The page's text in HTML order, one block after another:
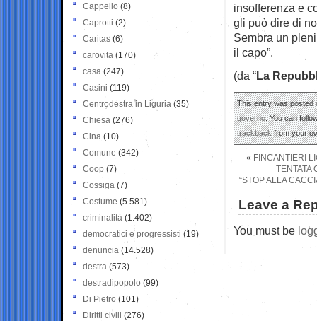
insofferenza e
gli può dire di
Sembra un
il capo”.
(da “La
This entry was posted
governo. You can
trackbackfrom your
« FINCANTIERI
TENTATA
“STOP ALLA
Leave a
You must be
Cappello (8)
Caprotti (2)
Caritas (6)
carovita (170)
casa (247)
Casini (119)
Centrodestra in Liguria (35)
Chiesa (276)
Cina (10)
Comune (342)
Coop (7)
Cossiga (7)
Costume (5.581)
criminalità (1.402)
democratici e progressisti (19)
denuncia (14.528)
destra (573)
destradipopolo (99)
Di Pietro (101)
Diritti civili (276)